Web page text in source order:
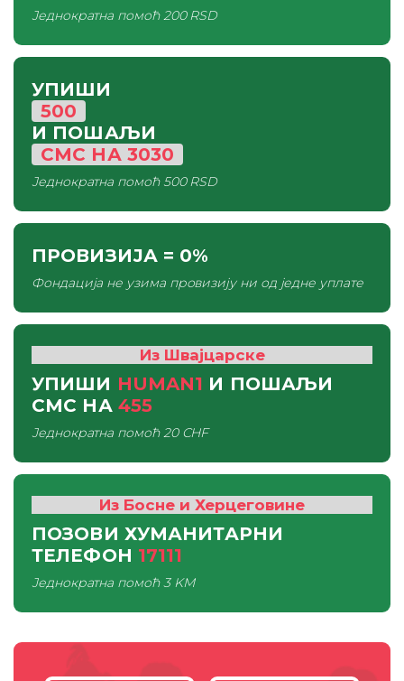
Једнократна помоћ200 RSD
УПИШИ
500
И ПОШАЉИ
СМС НА3030
Једнократна помоћ500 RSD
ПРОВИЗИЈА = 0%
Фондација не узима провизију ни од једне уплате
Из Швајцарске
УПИШИ HUMAN1 И ПОШАЉИ
СМС НА 455
Једнократна помоћ20 CHF
Из Босне и Херцеговине
ПОЗОВИ ХУМАНИТАРНИ
ТЕЛЕФОН 17111
Једнократна помоћ3 KM